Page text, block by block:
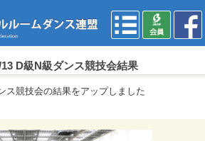
D級N級ダンス競技会結果
ス競技会の結果をアップしました